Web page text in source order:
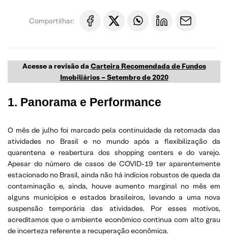
Compartilhar:
Acesse a revisão daCarteira Recomendada de Fundos
Imobiliários – Setembro de 2020
1. Panorama e Performance
O mês de julho foi marcado pela continuidade da retomada das
atividades no Brasil e no mundo após a flexibilização da
quarentena e reabertura dos shopping centers e do varejo.
Apesar do número de casos de COVID-19 ter aparentemente
estacionado no Brasil, ainda não há indícios robustos de queda da
contaminação e, ainda, houve aumento marginal no mês em
alguns municípios e estados brasileiros, levando a uma nova
suspensão temporária das atividades. Por esses motivos,
acreditamos que o ambiente econômico continua com alto grau
de incerteza referente a recuperação econômica.